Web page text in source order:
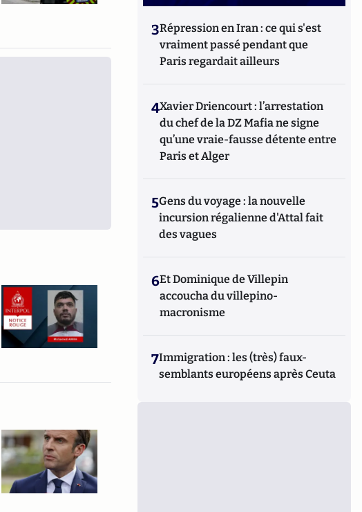
3Répression en Iran : ce qui s'est
vraiment passé pendant que
Paris regardait ailleurs
4Xavier Driencourt : l’arrestation
du chef de la DZ Mafia ne signe
qu’une vraie-fausse détente entre
Paris et Alger
5Gens du voyage : la nouvelle
incursion régalienne d'Attal fait
des vagues
6Et Dominique de Villepin
accoucha du villepino-
macronisme
7Immigration : les (très) faux-
semblants européens après Ceuta